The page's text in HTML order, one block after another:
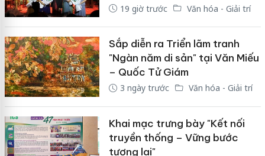
19 giờ trước Văn hóa - Giải trí
Sắp diễn ra Triển lãm tranh
"Ngàn năm di sản" tại Văn Miếu
– Quốc Tử Giám
3 ngày trước Văn hóa - Giải trí
Khai mạc trưng bày "Kết nối
truyền thống – Vững bước
tương lai"